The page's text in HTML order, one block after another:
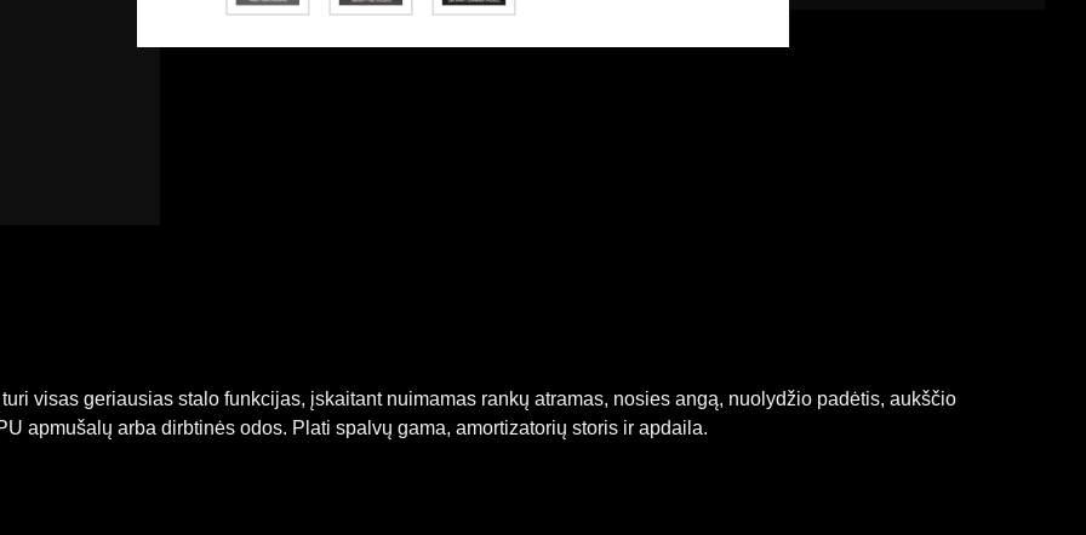
visas geriausias stalo funkcijas, įskaitant nuimamas rankų atramas, nosies angą, nuolydžio padėtis, aukščio
apmušalų arba dirbtinės odos. Plati spalvų gama, amortizatorių storis ir apdaila.